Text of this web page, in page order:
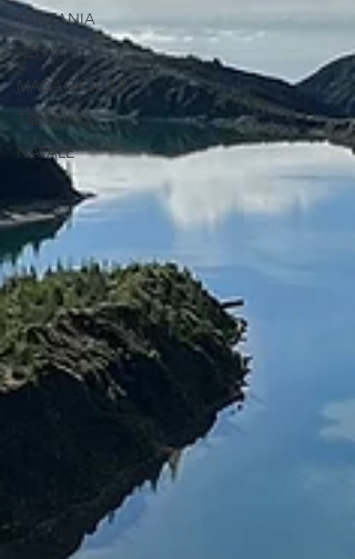
TANZANIA
KENYA
MADAGASCAR
TREKKING
NATALE